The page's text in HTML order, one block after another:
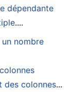
dépendante
....
nombre
des colonnes...